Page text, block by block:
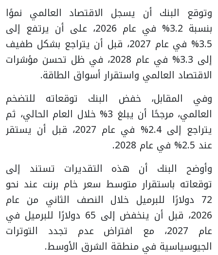
وتوقع البنك أن يسجل الاقتصاد العالمي نموًا
بنسبة 3.2% في عام 2026، على أن يرتفع إلى
3.5% في عام 2027، قبل أن يتراجع بشكل طفيف
إلى 3.3% في عام 2028، في ظل تحسن مؤشرات
الاقتصاد العالمي واستقرار أسواق الطاقة.
وفي المقابل، خفض البنك توقعاته للتضخم
العالمي، مرجحًا أن يبلغ 3% خلال العام الحالي، ثم
يتراجع إلى 2.4% في عام 2027، قبل أن يستقر
عند 2.5% في عام 2028.
وأوضح البنك أن هذه التقديرات تستند إلى
توقعاته باستقرار متوسط سعر خام برنت عند نحو
72 دولارًا للبرميل خلال النصف الثاني من عام
2026، قبل أن ينخفض إلى 65 دولارًا للبرميل في
عام 2027، مع افتراض عدم تجدد التوترات
الجيوسياسية في منطقة الشرق الأوسط.